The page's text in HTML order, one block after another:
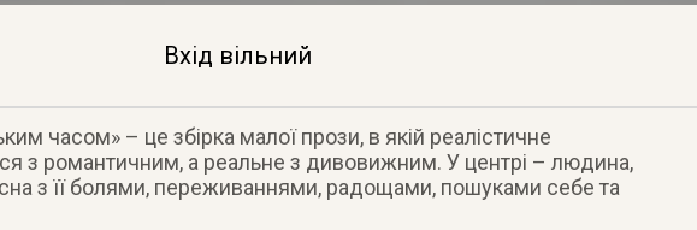
Вхід вільний
часом» – це збірка малої прози, в якій реалістичне
з романтичним, а реальне з дивовижним. У центрі – людина,
з її болями, переживаннями, радощами, пошуками себе та